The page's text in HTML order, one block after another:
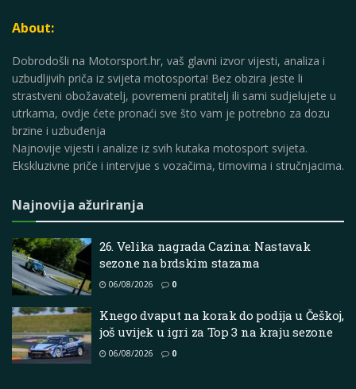
About:
Dobrodošli na Motorsport.hr, vaš glavni izvor vijesti, analiza i
uzbudljivih priča iz svijeta motosporta! Bez obzira jeste li
strastveni obožavatelj, povremeni pratitelj ili sami sudjelujete u
utrkama, ovdje ćete pronaći sve što vam je potrebno za dozu
brzine i uzbuđenja
Najnovije vijesti i analize iz svih kutaka motosport svijeta.
Ekskluzivne priče i intervjue s vozačima, timovima i stručnjacima.
Najnovija ažuriranja
26. Velika nagrada Cazina: Nastavak
sezone na brdskim stazama
06/08/2026 0
Knego dvaput na korak do podija u Češkoj,
još uvijek u igri za Top 3 na kraju sezone
06/08/2026 0